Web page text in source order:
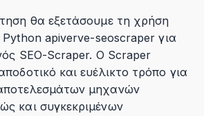
θα εξετάσουμε τη χρήση
Python apiverve-seoscraper για
SEO-Scraper. Ο Scraper
και ευέλικτο τρόπο για
μηχανών
και συγκεκριμένων